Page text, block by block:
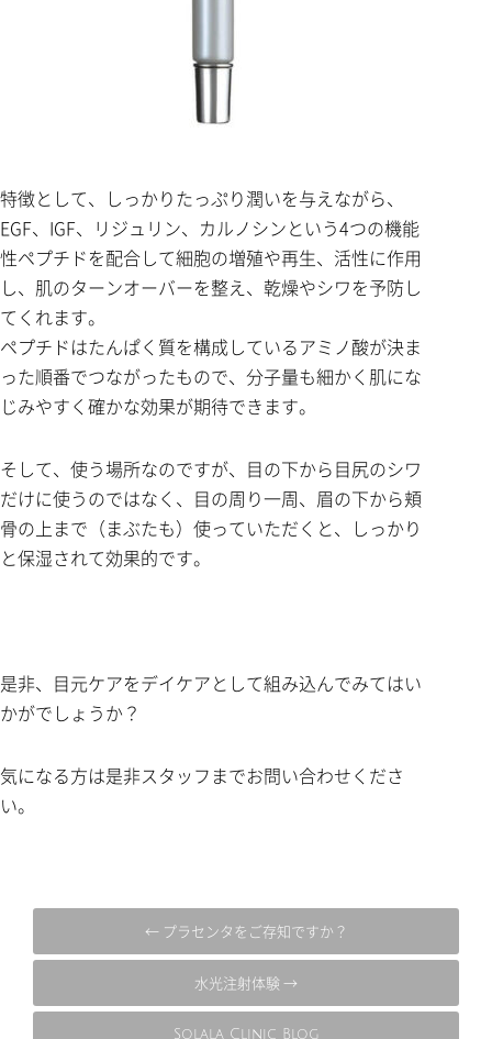
特徴として、しっかりたっぷり潤いを与えながら、
EGF、IGF、リジュリン、カルノシンという4つの機能
性ペプチドを配合して細胞の増殖や再生、活性に作用
し、肌のターンオーバーを整え、乾燥やシワを予防し
てくれます。
ペプチドはたんぱく質を構成しているアミノ酸が決ま
った順番でつながったもので、分子量も細かく肌にな
じみやすく確かな効果が期待できます。
そして、使う場所なのですが、目の下から目尻のシワ
だけに使うのではなく、目の周り一周、眉の下から頬
骨の上まで（まぶたも）使っていただくと、しっかり
と保湿されて効果的です。
是非、目元ケアをデイケアとして組み込んでみてはい
かがでしょうか？
気になる方は是非スタッフまでお問い合わせくださ
い。
← プラセンタをご存知ですか？
Solala Clinic Blog
水光注射体験 →